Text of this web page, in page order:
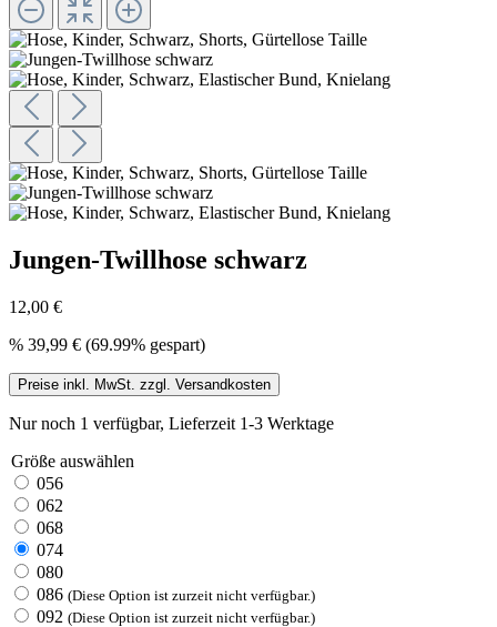
Jungen-Twillhose schwarz
12,00 €
% 39,99 € (69.99% gespart)
Preise inkl. MwSt. zzgl. Versandkosten
Nur noch 1 verfügbar, Lieferzeit 1-3 Werktage
Größe auswählen
056
062
068
074
080
086 (Diese Option ist zurzeit nicht verfügbar.)
092 (Diese Option ist zurzeit nicht verfügbar.)